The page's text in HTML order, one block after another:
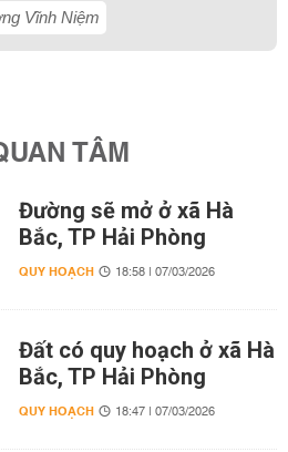
Vĩnh Niệm
TÂM
Đường sẽ mở ở xã Hà
Bắc, TP Hải Phòng
QUY HOẠCH 18:58 | 07/03/2026
Đất có quy hoạch ở xã Hà
Bắc, TP Hải Phòng
QUY HOẠCH 18:47 | 07/03/2026